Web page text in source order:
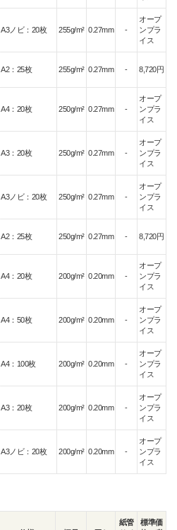
A3ノビ：20枚 255g/m² 0.27mm -
オープ
ンプラ
イス
A2：25枚 255g/m² 0.27mm - 8,720円
A4：20枚 250g/m² 0.27mm -
オープ
ンプラ
イス
A3：20枚 250g/m² 0.27mm -
オープ
ンプラ
イス
A3ノビ：20枚 250g/m² 0.27mm -
オープ
ンプラ
イス
A2：25枚 250g/m² 0.27mm - 8,720円
A4：20枚 200g/m² 0.20mm -
オープ
ンプラ
イス
A4：50枚 200g/m² 0.20mm -
オープ
ンプラ
イス
A4：100枚 200g/m² 0.20mm -
オープ
ンプラ
イス
A3：20枚 200g/m² 0.20mm -
オープ
ンプラ
イス
A3ノビ：20枚 200g/m² 0.20mm -
オープ
ンプラ
イス
紙管
標準価